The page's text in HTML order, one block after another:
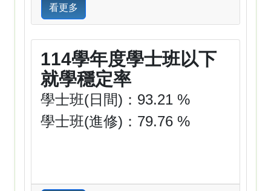
看更多
114學年度學士班以下
就學穩定率
學士班(日間)：93.21 %
學士班(進修)：79.76 %